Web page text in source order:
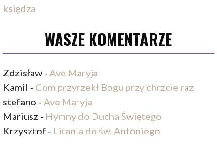
księdza
WASZE KOMENTARZE
Zdzisław - Ave Maryja
Kamil - Com przyrzekł Bogu przy chrzcie raz
stefano - Ave Maryja
Mariusz - Hymny do Ducha Świętego
Krzysztof - Litania do św. Antoniego